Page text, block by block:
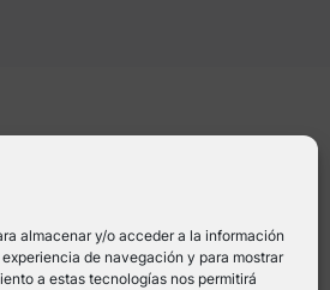
almacenar y/o acceder a la información
de navegación y para mostrar
a estas tecnologías nos permitirá
y Gestión Política de
privacidad